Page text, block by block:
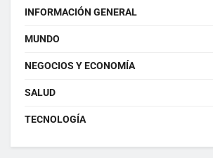
INFORMACIÓN GENERAL
MUNDO
NEGOCIOS Y ECONOMÍA
SALUD
TECNOLOGÍA